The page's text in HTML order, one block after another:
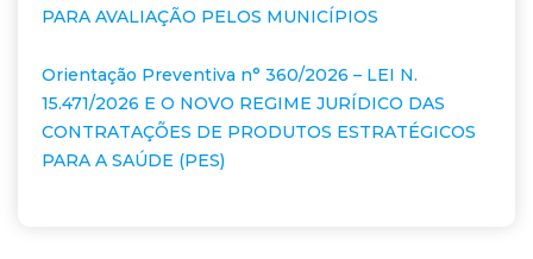
PARA AVALIAÇÃO PELOS MUNICÍPIOS
Orientação Preventiva n° 360/2026 – LEI N.
15.471/2026 E O NOVO REGIME JURÍDICO DAS
CONTRATAÇÕES DE PRODUTOS ESTRATÉGICOS
PARA A SAÚDE (PES)